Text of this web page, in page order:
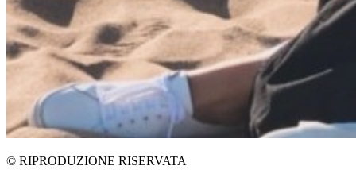
© RIPRODUZIONE RISERVATA